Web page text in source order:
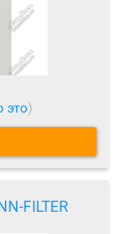
это)
FILTER